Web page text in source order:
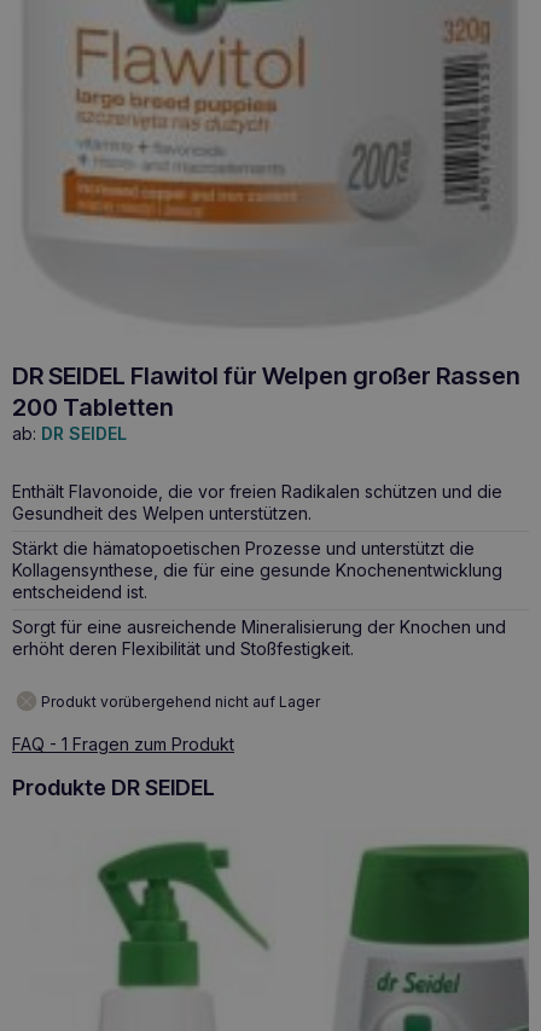
DR SEIDEL Flawitol für Welpen großer Rassen
200 Tabletten
ab: DR SEIDEL
Enthält Flavonoide, die vor freien Radikalen schützen und die
Gesundheit des Welpen unterstützen.
Stärkt die hämatopoetischen Prozesse und unterstützt die
Kollagensynthese, die für eine gesunde Knochenentwicklung
entscheidend ist.
Sorgt für eine ausreichende Mineralisierung der Knochen und
erhöht deren Flexibilität und Stoßfestigkeit.
Produkt vorübergehend nicht auf Lager
FAQ - 1 Fragen zum Produkt
Produkte DR SEIDEL